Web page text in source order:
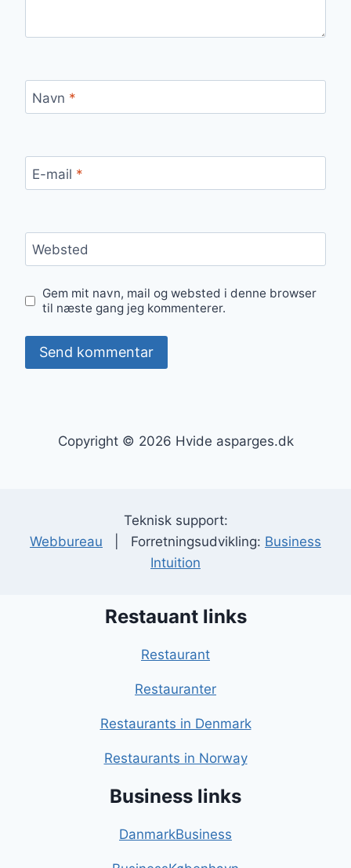
Navn *
E-mail *
Websted
Gem mit navn, mail og websted i denne browser
til næste gang jeg kommenterer.
Copyright © 2026 Hvide asparges.dk
Teknisk support:
Webbureau | Forretningsudvikling: Business
Intuition
Restauant links
Restaurant
Restauranter
Restaurants in Denmark
Restaurants in Norway
Business links
DanmarkBusiness